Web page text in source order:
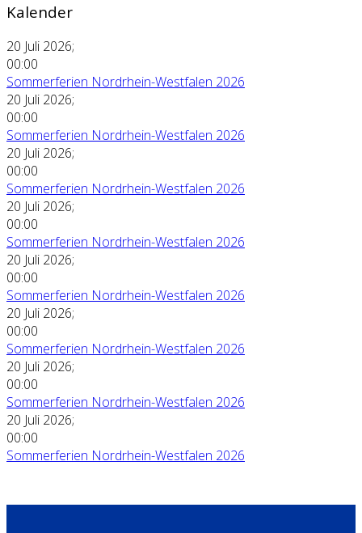
Kalender
20 Juli 2026;
00:00
Sommerferien Nordrhein-Westfalen 2026
20 Juli 2026;
00:00
Sommerferien Nordrhein-Westfalen 2026
20 Juli 2026;
00:00
Sommerferien Nordrhein-Westfalen 2026
20 Juli 2026;
00:00
Sommerferien Nordrhein-Westfalen 2026
20 Juli 2026;
00:00
Sommerferien Nordrhein-Westfalen 2026
20 Juli 2026;
00:00
Sommerferien Nordrhein-Westfalen 2026
20 Juli 2026;
00:00
Sommerferien Nordrhein-Westfalen 2026
20 Juli 2026;
00:00
Sommerferien Nordrhein-Westfalen 2026